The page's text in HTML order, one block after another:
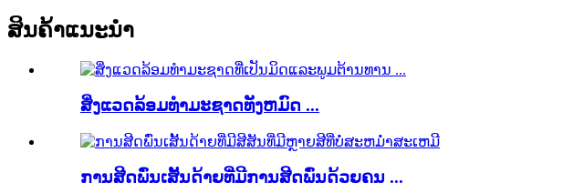
ສິນຄ້າແນະນໍາ
ສິ່ງແວດລ້ອມທໍາມະຊາດທັງຫມົດ ...
ການສີດພົ່ນເສັ້ນດ້າຍທີ່ມີການສີດພົ່ນດ້ວຍຄູນ ...